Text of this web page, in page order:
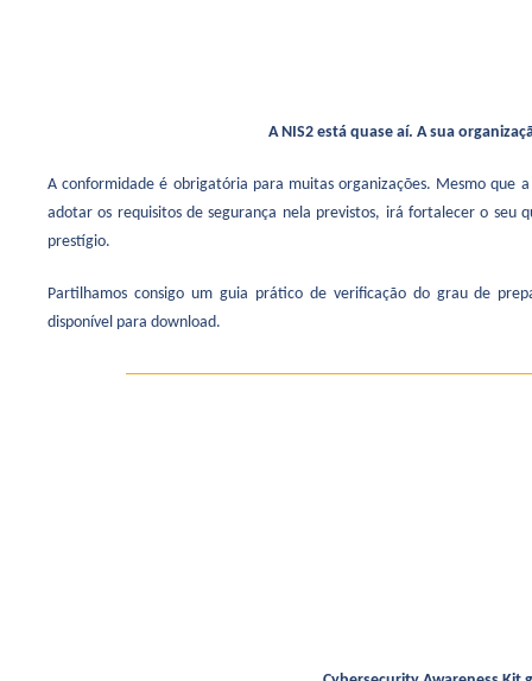
A NIS2 está quase aí. A sua
A conformidade é obrigatória para muitas organizações. Mesmo que
adotar os requisitos de segurança nela previstos, irá fortalecer o seu
prestígio.
Partilhamos consigo um guia prático de verificação do grau de
disponível para download.